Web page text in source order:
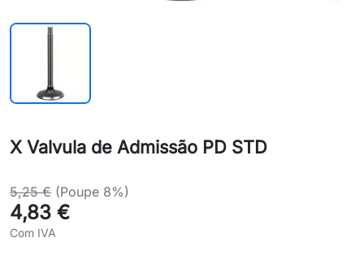
X Valvula de Admissão PD STD
5,25 € (Poupe 8%)
4,83 €
Com IVA